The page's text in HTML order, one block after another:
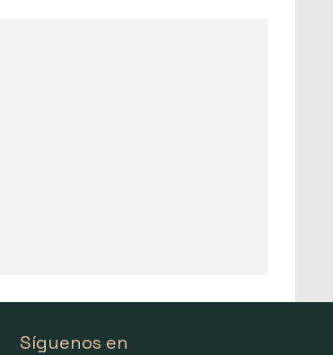
Síguenos en